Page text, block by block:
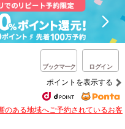
ブックマーク ログイン
ポイントを表示する
のある地域へご予約されているお客